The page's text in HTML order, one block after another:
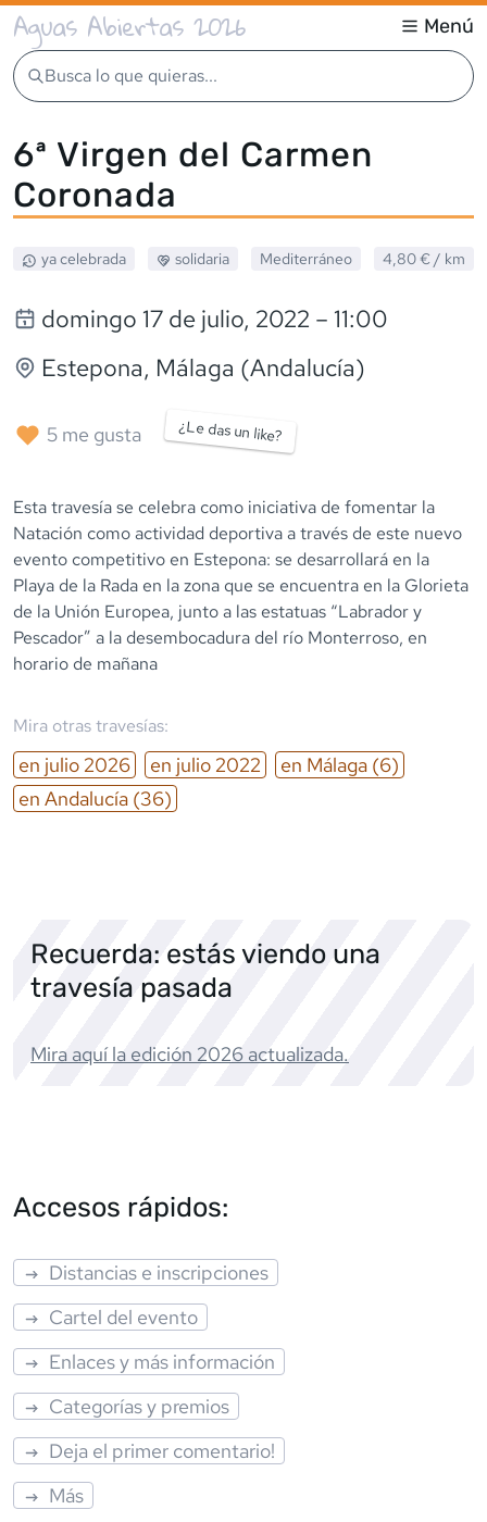
Aguas Abiertas 2026 Menú
Busca lo que quieras...
6ª Virgen del Carmen
Coronada
ya celebrada solidaria Mediterráneo 4,80 € / km
domingo 17 de julio, 2022 – 11:00
Estepona, Málaga (Andalucía)
5 me gusta ¿Le das un like?
Esta travesía se celebra como iniciativa de fomentar la
Natación como actividad deportiva a través de este nuevo
evento competitivo en Estepona: se desarrollará en la
Playa de la Rada en la zona que se encuentra en la Glorieta
de la Unión Europea, junto a las estatuas “Labrador y
Pescador” a la desembocadura del río Monterroso, en
horario de mañana
Mira otras travesías:
en julio 2026 en julio 2022 en Málaga (6)
en Andalucía (36)
Recuerda: estás viendo una
travesía pasada
Mira aquí la edición 2026 actualizada.
Accesos rápidos:
Distancias e inscripciones
Cartel del evento
Enlaces y más información
Categorías y premios
Deja el primer comentario!
Más